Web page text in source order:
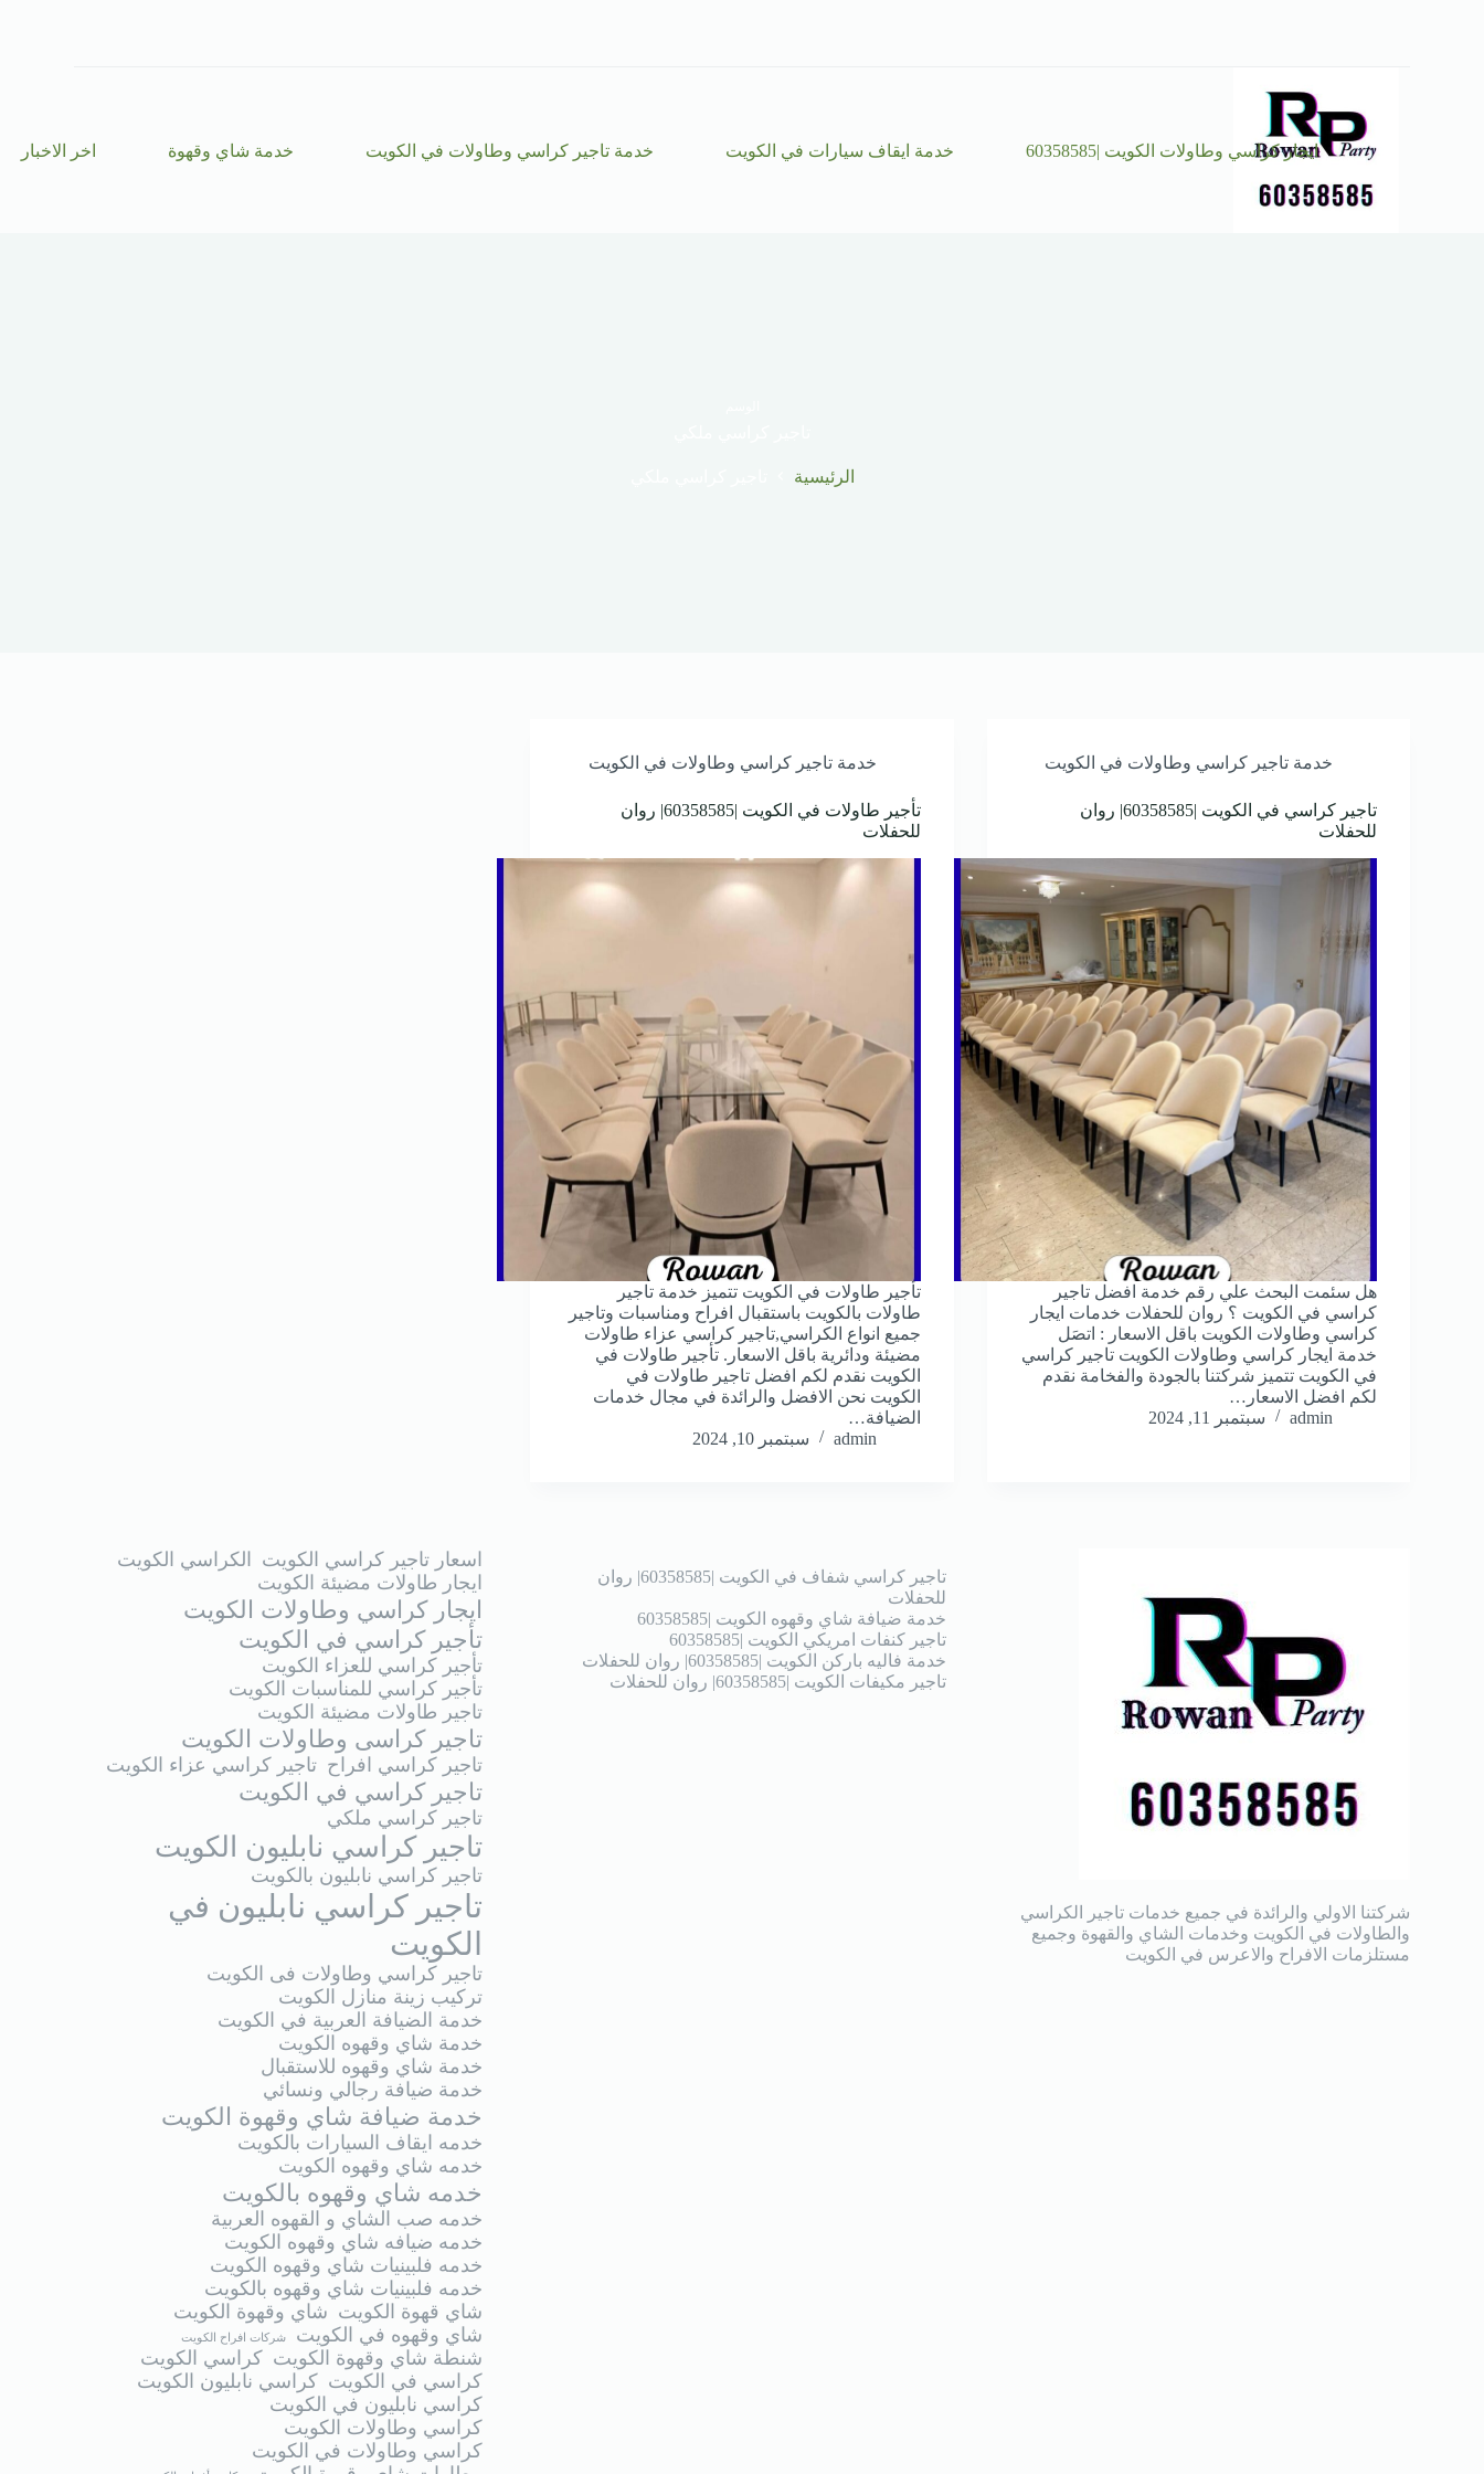
ايجار كراسي وطاولات الكويت |60358585 خدمة ايقاف سيارات في الكويت خدمة تاجير كراسي وطاولات في الكويت خدمة شاي وقهوة اخر الاخبار
الرئيسية
خدمة تاجير كراسي وطاولات في الكويت
تاجير كراسي في الكويت |60358585| روان
للحفلات
هل سئمت البحث علي رقم خدمة افضل تاجير
كراسي في الكويت ؟ روان للحفلات خدمات ايجار
كراسي وطاولات الكويت باقل الاسعار : اتصَل
خدمة ايجار كراسي وطاولات الكويت تاجير كراسي
في الكويت تتميز شركتنا بالجودة والفخامة نقدم
لكم افضل الاسعار…
admin
سبتمبر 11, 2024
خدمة تاجير كراسي وطاولات في الكويت
تأجير طاولات في الكويت |60358585| روان
للحفلات
تأجير طاولات في الكويت تتميز خدمة تاجير
طاولات بالكويت باستقبال افراح ومناسبات وتاجير
جميع انواع الكراسي,تاجير كراسي عزاء طاولات
مضيئة ودائرية باقل الاسعار. تأجير طاولات في
الكويت نقدم لكم افضل تاجير طاولات في
الكويت نحن الافضل والرائدة في مجال خدمات
الضيافة…
admin
سبتمبر 10, 2024
شركتنا الاولي والرائدة في جميع خدمات تاجير الكراسي
والطاولات في الكويت وخدمات الشاي والقهوة وجميع
مستلزمات الافراح والاعرس في الكويت
تاجير كراسي شفاف في الكويت |60358585| روان
للحفلات
خدمة ضيافة شاي وقهوه الكويت |60358585
تاجير كنفات امريكي الكويت |60358585
خدمة فاليه باركن الكويت |60358585| روان للحفلات
تاجير مكيفات الكويت |60358585| روان للحفلات
اسعار تاجير كراسي الكويت
الكراسي الكويت
ايجار طاولات مضيئة الكويت
ايجار كراسي وطاولات الكويت
تأجير كراسي في الكويت
تأجير كراسي للعزاء الكويت
تأجير كراسي للمناسبات الكويت
تاجير طاولات مضيئة الكويت
تاجير كراسى وطاولات الكويت
تاجير كراسي افراح تاجير كراسي عزاء الكويت
تاجير كراسي في الكويت
تاجير كراسي ملكي
تاجير كراسي نابليون الكويت
تاجير كراسي نابليون بالكويت
تاجير كراسي نابليون في
الكويت
تاجير كراسي وطاولات فى الكويت
تركيب زينة منازل الكويت
خدمة الضيافة العربية في الكويت
خدمة شاي وقهوه الكويت
خدمة شاي وقهوه للاستقبال
خدمة ضيافة رجالي ونسائي
خدمة ضيافة شاي وقهوة الكويت
خدمه ايقاف السيارات بالكويت
خدمه شاي وقهوه الكويت
خدمه شاي وقهوه بالكويت
خدمه صب الشاي و القهوه العربية
خدمه ضيافه شاي وقهوه الكويت
خدمه فلبينيات شاي وقهوه الكويت
خدمه فلبينيات شاي وقهوه بالكويت
شاي قهوة الكويت شاي وقهوة الكويت
شاي وقهوه في الكويت
شركات افراح الكويت
شنطة شاي وقهوة الكويت كراسي الكويت
كراسي في الكويت كراسي نابليون الكويت
كراسي نابليون في الكويت
كراسي وطاولات الكويت
كراسي وطاولات في الكويت